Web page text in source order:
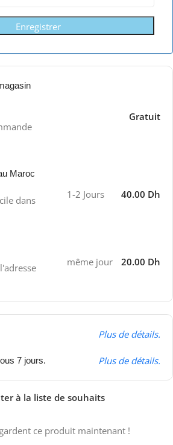
Enregistrer
Gratuit
Maroc
dans
1-2 Jours 40.00 Dh
même jour 20.00 Dh
Plus de détails.
7 jours. Plus de détails.
à la liste de souhaits
ce produit maintenant !